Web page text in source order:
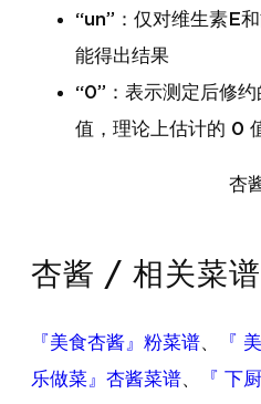
“un”：仅对维生素E
能得出结果
“0”：表示测定后修
值，理论上估计的 0
杏
杏酱 / 相关菜谱
『美食杏酱』粉菜谱、 『
乐做菜』杏酱菜谱、 『 下